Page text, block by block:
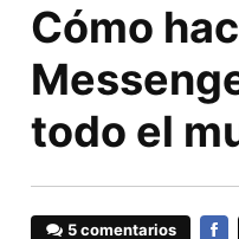
Cómo
todo el
5 comentarios